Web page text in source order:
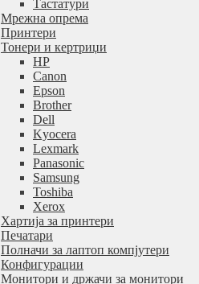
Тастатури
Мрежна опрема
Принтери
Тонери и кертриџи
HP
Canon
Epson
Brother
Dell
Kyocera
Lexmark
Panasonic
Samsung
Toshiba
Xerox
Хартија за принтери
Печатари
Полначи за лаптоп компјутери
Конфигурации
Монитори и држачи за монитори